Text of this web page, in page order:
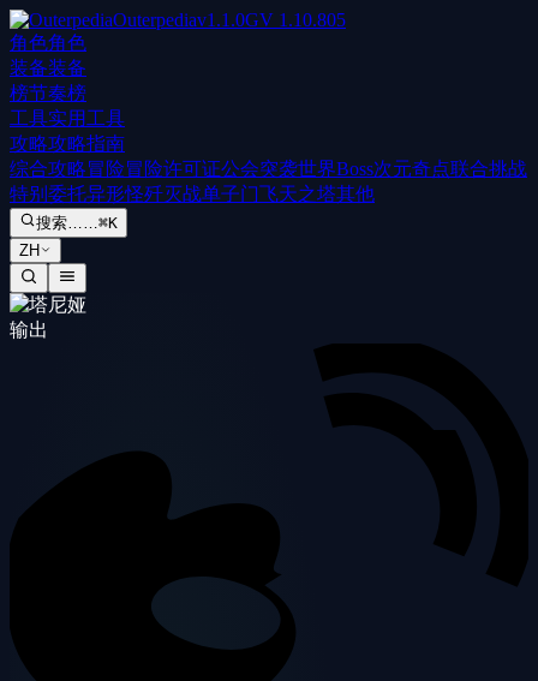
Outerpediav1.1.0GV 1.10.805
角色角色
装备装备
榜节奏榜
工具实用工具
攻略攻略指南
综合攻略冒险冒险许可证公会突袭世界Boss次元奇点联合挑战
特别委托异形怪歼灭战单子门飞天之塔其他
搜索……⌘K
ZH
输出